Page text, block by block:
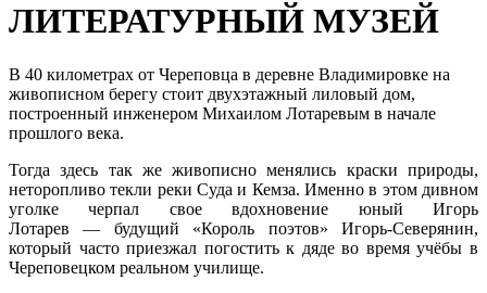
ЛИТЕРАТУРНЫЙ МУЗЕЙ
В 40 километрах от Череповца в деревне Владимировке на
живописном берегу стоит двухэтажный лиловый дом,
построенный инженером Михаилом Лотаревым в начале
прошлого века.
Тогда здесь так же живописно менялись краски природы,
неторопливо текли реки Суда и Кемза. Именно в этом дивном
уголке черпал свое вдохновение юный Игорь
Лотарев — будущий «Король поэтов» Игорь-Северянин,
который часто приезжал погостить к дяде во время учёбы в
Череповецком реальном училище.